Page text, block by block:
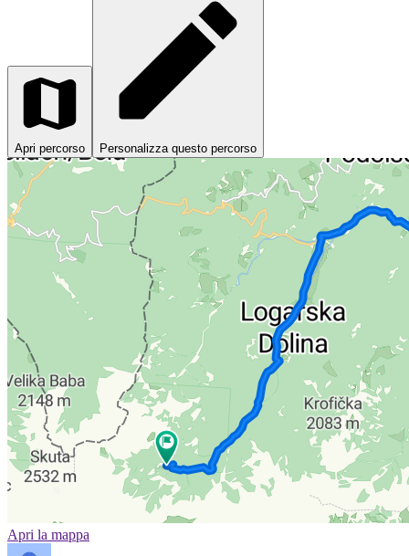
Apri percorso Personalizza questo percorso
Apri la mappa